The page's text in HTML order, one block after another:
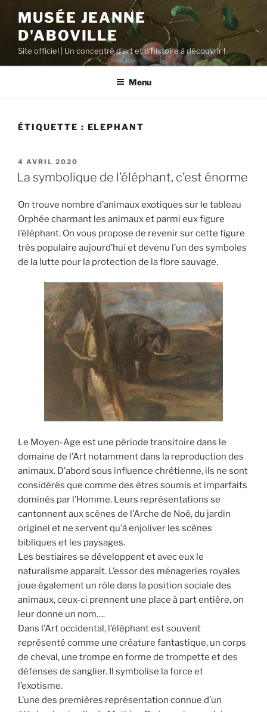
contenu
principal
MUSÉE JEANNE
D'ABOVILLE
Site officiel | Un concentré d'art et d'histoire à découvrir !
Menu
ÉTIQUETTE : ELEPHANT
PUBLIÉ
LE
4 AVRIL 2020
La symbolique de l’éléphant, c’est énorme
On trouve nombre d’animaux exotiques sur le tableau
Orphée charmant les animaux et parmi eux figure
l’éléphant. On vous propose de revenir sur cette figure
très populaire aujourd’hui et devenu l’un des symboles
de la lutte pour la protection de la flore sauvage.
Le Moyen-Age est une période transitoire dans le
domaine de l’Art notamment dans la reproduction des
animaux. D’abord sous influence chrétienne, ils ne sont
considérés que comme des êtres soumis et imparfaits
dominés par l’Homme. Leurs représentations se
cantonnent aux scènes de l’Arche de Noé, du jardin
originel et ne servent qu’à enjoliver les scènes
bibliques et les paysages.
Les bestiaires se développent et avec eux le
naturalisme apparaît. L’essor des ménageries royales
joue également un rôle dans la position sociale des
animaux, ceux-ci prennent une place à part entière, on
leur donne un nom….
Dans l’Art occidental, l’éléphant est souvent
représenté comme une créature fantastique, un corps
de cheval, une trompe en forme de trompette et des
défenses de sanglier. Il symbolise la force et
l’exotisme.
L’une des premières représentation connue d’un